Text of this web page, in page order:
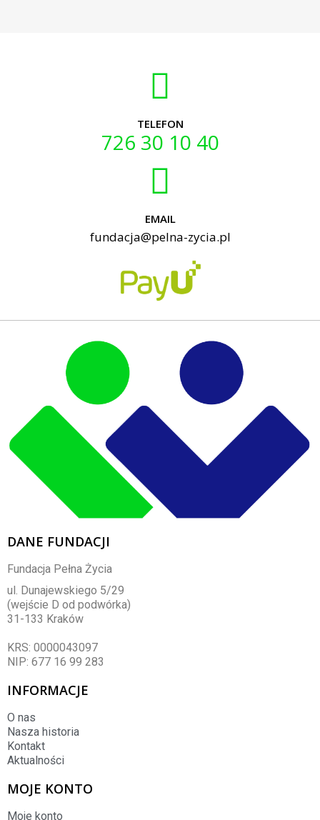
TELEFON
726 30 10 40
EMAIL
fundacja@pelna-zycia.pl
DANE FUNDACJI
Fundacja Pełna Życia
ul. Dunajewskiego 5/29
(wejście D od podwórka)
31-133 Kraków
KRS: 0000043097
NIP: 677 16 99 283
INFORMACJE
O nas
Nasza historia
Kontakt
Aktualności
MOJE KONTO
Moje konto